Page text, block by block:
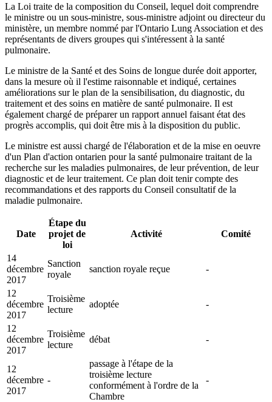
La Loi traite de la composition du Conseil, lequel doit comprendre
le ministre ou un sous-ministre, sous-ministre adjoint ou directeur du
ministère, un membre nommé par l'Ontario Lung Association et des
représentants de divers groupes qui s'intéressent à la santé
pulmonaire.
Le ministre de la Santé et des Soins de longue durée doit apporter,
dans la mesure où il l'estime raisonnable et indiqué, certaines
améliorations sur le plan de la sensibilisation, du diagnostic, du
traitement et des soins en matière de santé pulmonaire. Il est
également chargé de préparer un rapport annuel faisant état des
progrès accomplis, qui doit être mis à la disposition du public.
Le ministre est aussi chargé de l'élaboration et de la mise en oeuvre
d'un Plan d'action ontarien pour la santé pulmonaire traitant de la
recherche sur les maladies pulmonaires, de leur prévention, de leur
diagnostic et de leur traitement. Ce plan doit tenir compte des
recommandations et des rapports du Conseil consultatif de la
maladie pulmonaire.
Date
Étape du
projet de
loi
Activité Comité
14
décembre
2017
Sanction
royale
sanction royale reçue -
12
décembre
2017
Troisième
lecture
adoptée -
12
décembre
2017
Troisième
lecture
débat -
12
décembre
2017
-
passage à l'étape de la
troisième lecture
conformément à l'ordre de la
Chambre
-